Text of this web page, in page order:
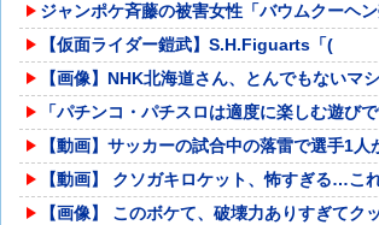
ジャンポケ斉藤の被害女性「バウムクーヘ
【仮面ライダー鎧武】S.H.Figuarts「(
【画像】NHK北海道さん、とんでもないマ
「パチンコ・パチスロは適度に楽しむ遊び
【動画】サッカーの試合中の落雷で選手1人
【動画】 クソガキロケット、怖すぎる…こ
【画像】 このボケて、破壊力ありすぎてク